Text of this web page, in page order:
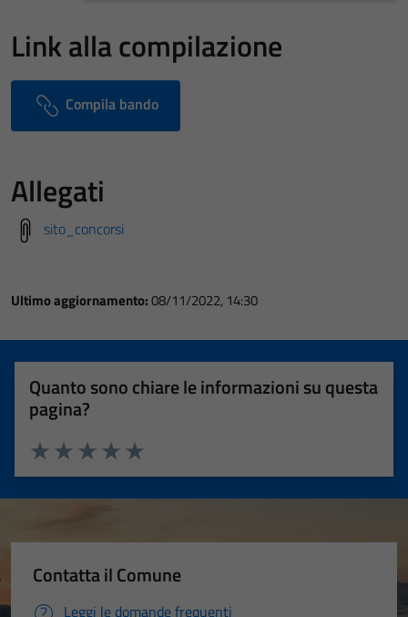
Link alla compilazione
Compila bando
Allegati
sito_concorsi
Ultimo aggiornamento:08/11/2022, 14:30
Quanto sono chiare le informazioni su questa
pagina?
Valuta 5 stelle su 5
Valuta 4 stelle su 5
Valuta 3 stelle su 5
Valuta 2 stelle su 5
Valuta 1 stelle su 5
Contatta il Comune
Leggi le domande frequenti